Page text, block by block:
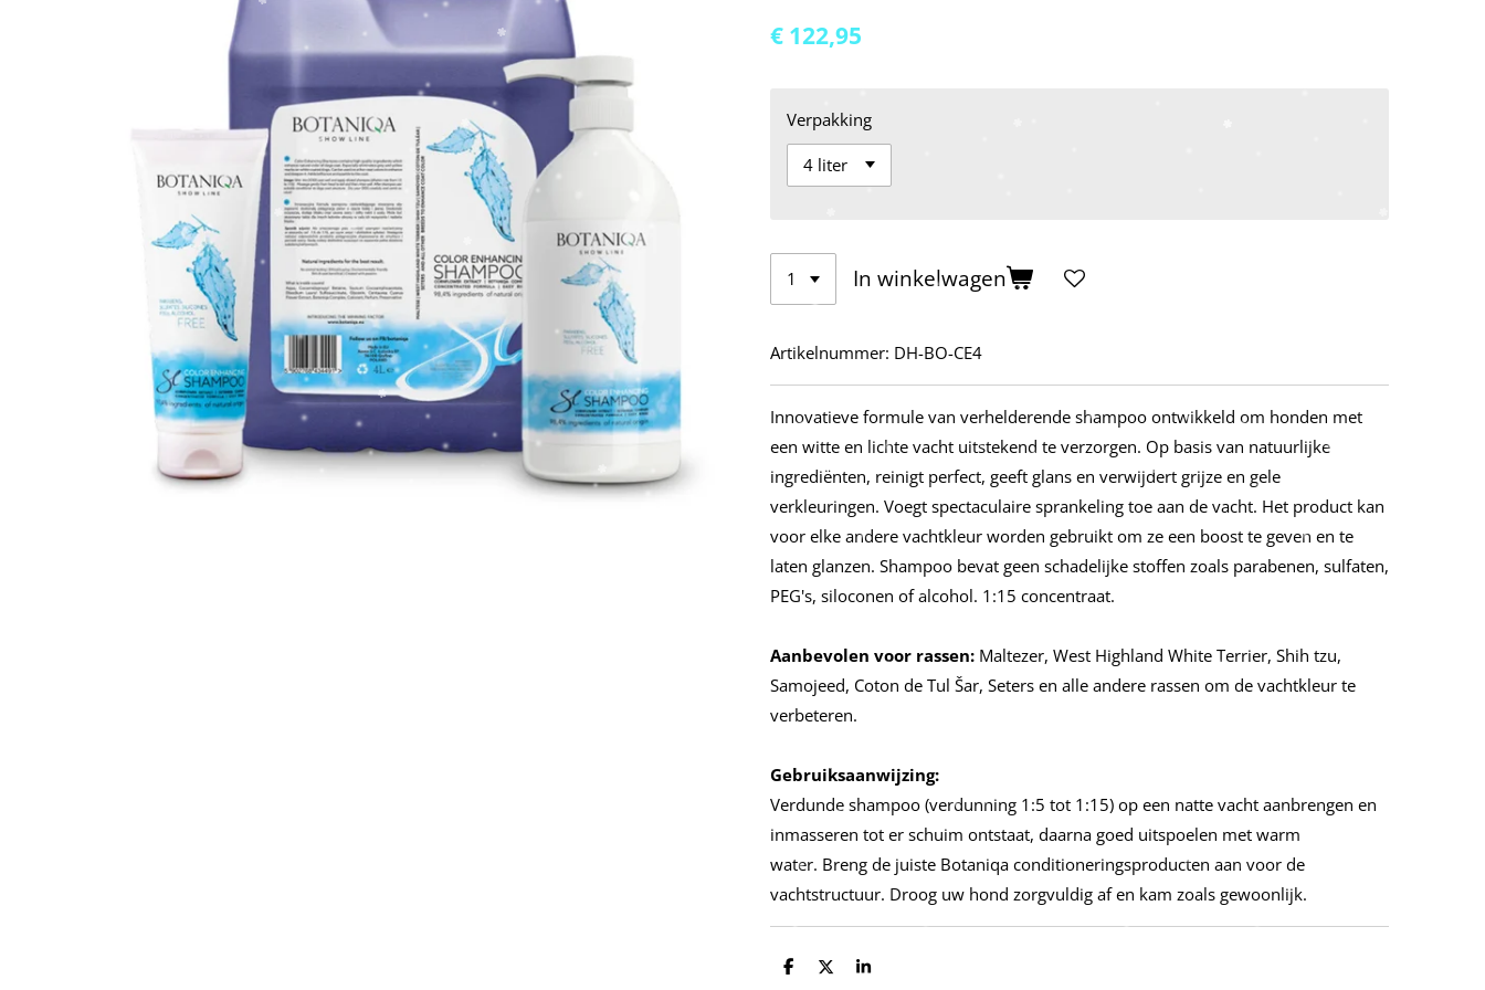
€ 122,95
Verpakking
In winkelwagen
Artikelnummer: DH-BO-CE4
Innovatieve formule van verhelderende shampoo ontwikkeld om honden met
een witte en lichte vacht uitstekend te verzorgen. Op basis van natuurlijke
ingrediënten, reinigt perfect, geeft glans en verwijdert grijze en gele
verkleuringen. Voegt spectaculaire sprankeling toe aan de vacht. Het product kan
voor elke andere vachtkleur worden gebruikt om ze een boost te geven en te
laten glanzen. Shampoo bevat geen schadelijke stoffen zoals parabenen, sulfaten,
PEG's, siloconen of alcohol. 1:15 concentraat.
Aanbevolen voor rassen: Maltezer, West Highland White Terrier, Shih tzu,
Samojeed, Coton de Tul Šar, Seters en alle andere rassen om de vachtkleur te
verbeteren.
Gebruiksaanwijzing:
Verdunde shampoo (verdunning 1:5 tot 1:15) op een natte vacht aanbrengen en
inmasseren tot er schuim ontstaat, daarna goed uitspoelen met warm
water. Breng de juiste Botaniqa conditioneringsproducten aan voor de
vachtstructuur. Droog uw hond zorgvuldig af en kam zoals gewoonlijk.
D
D
S